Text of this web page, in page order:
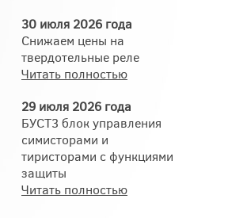
30 июля 2026 года
Снижаем цены на
твердотельные реле
Читать полностью
29 июля 2026 года
БУСТ3 блок управления
симисторами и
тиристорами с функциями
защиты
Читать полностью